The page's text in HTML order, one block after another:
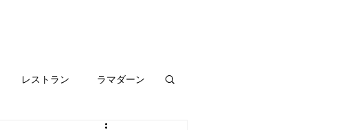
レストラン ラマダーン